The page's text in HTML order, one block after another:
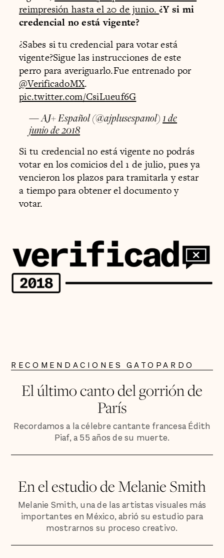
reimpresión hasta el 20 de junio.¿Y si mi
credencial no está vigente?
¿Sabes si tu credencial para votar está
vigente?Sigue las instrucciones de este
perro para averiguarlo.Fue entrenado por
@VerificadoMX.
pic.twitter.com/CsiLueuf6G
— AJ+ Español (@ajplusespanol)1 de
junio de 2018
Si tu credencial no está vigente no podrás
votar en los comicios del 1 de julio, pues ya
vencieron los plazos para tramitarla y estar
a tiempo para obtener el documento y
votar.
RECOMENDACIONES GATOPARDO
El último canto del gorrión de
París
Recordamos a la célebre cantante francesa Édith
Piaf, a 55 años de su muerte.
En el estudio de Melanie Smith
Melanie Smith, una de las artistas visuales más
importantes en México, abrió su estudio para
mostrarnos su proceso creativo.